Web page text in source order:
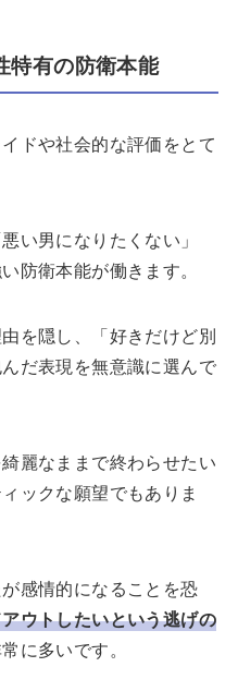
特有の防衛本能
ドや社会的な評価をとて
い男になりたくない」
防衛本能が働きます。
を隠し、「好きだけど別
だ表現を無意識に選んで
麗なままで終わらせたい
ックな願望でもありま
感情的になることを恐
ウトしたいという逃げの
に多いです。